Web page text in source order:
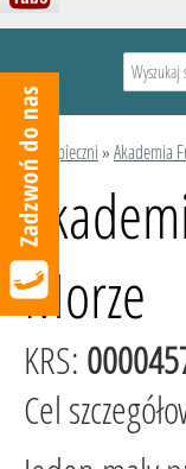
Podopieczni»Akademia
Morze
KRS:
Cel